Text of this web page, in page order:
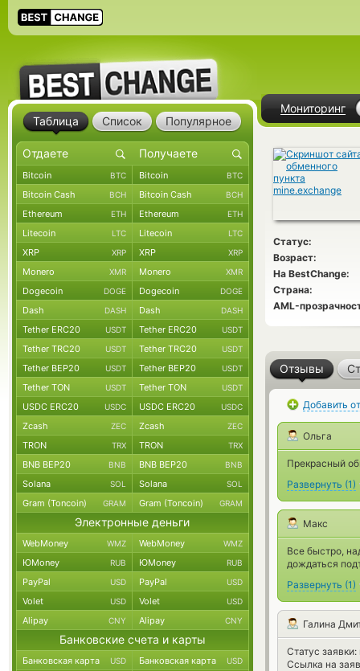
Мониторинг
Статус:
Возраст:
На BestChange:
Страна:
AML-
Отзывы
Добавить
Ольга
Прекрасный
Развернуть (1)
Макс
Все быстро,
дождаться
Развернуть (1)
Галина
Статус
Ссылка на
Таблица Список Популярное
Bitcoin BTC Bitcoin BTC
Bitcoin Cash BCH Bitcoin Cash BCH
Ethereum ETH Ethereum ETH
Litecoin LTC Litecoin LTC
XRP XRP XRP XRP
Monero XMR Monero XMR
Dogecoin DOGE Dogecoin DOGE
Dash DASH Dash DASH
Tether ERC20 USDT Tether ERC20 USDT
Tether TRC20 USDT Tether TRC20 USDT
Tether BEP20 USDT Tether BEP20 USDT
Tether TON USDT Tether TON USDT
USDC ERC20 USDC USDC ERC20 USDC
Zcash ZEC Zcash ZEC
TRON TRX TRON TRX
BNB BEP20 BNB BNB BEP20 BNB
Solana SOL Solana SOL
Gram (Toncoin) GRAM Gram (Toncoin) GRAM
Электронные деньги
WebMoney WMZ WebMoney WMZ
ЮMoney RUB ЮMoney RUB
PayPal USD PayPal USD
Volet USD Volet USD
Alipay CNY Alipay CNY
Банковские счета и карты
Банковская карта USD Банковская карта USD